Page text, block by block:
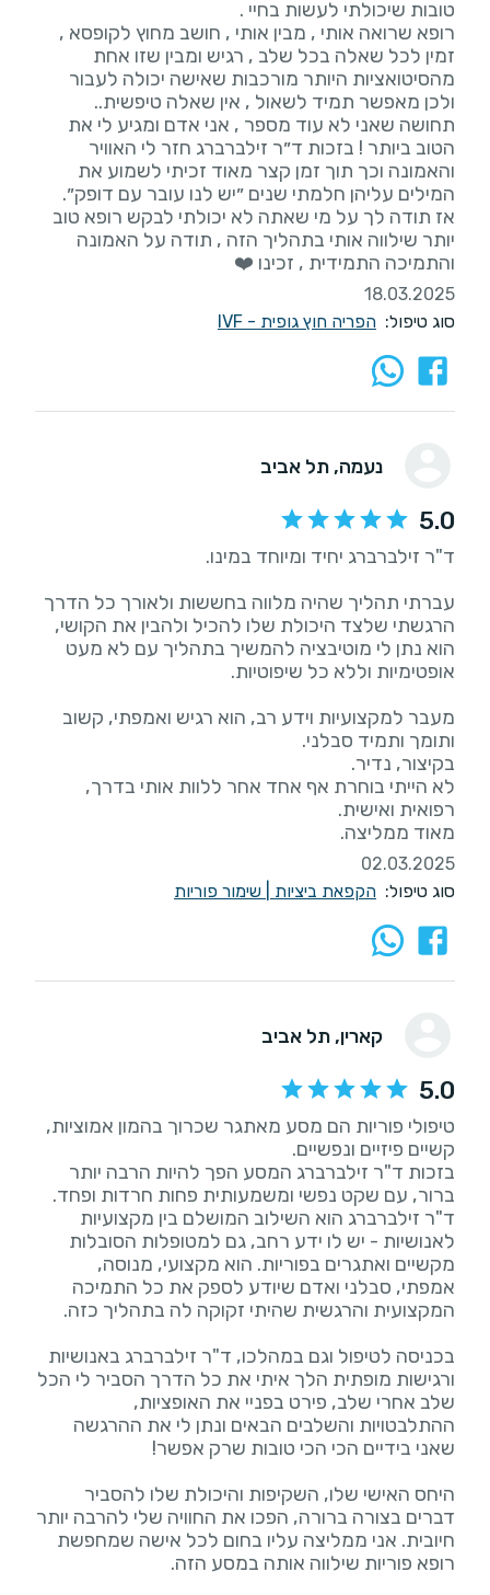
רופא שרואה אותי , מבין אותי , חושב מחוץ לקופסא ,
זמין לכל שאלה בכל שלב , רגיש ומבין שזו אחת
מהסיטואציות היותר מורכבות שאישה יכולה לעבור
ולכן מאפשר תמיד לשאול , אין שאלה טיפשית..
תחושה שאני לא עוד מספר , אני אדם ומגיע לי את
הטוב ביותר ! בזכות ד״ר זילברברג חזר לי האוויר
והאמונה וכך תוך זמן קצר מאוד זכיתי לשמוע את
אז תודה לך על מי שאתה לא יכולתי לבקש רופא טוב
יותר שילווה אותי בתהליך הזה , תודה על האמונה
והתמיכה התמידית , זכינו ❤️
18.03.2025
סוג טיפול: הפריה חוץ גופית - IVF
נעמה, תל אביב
5.0
עברתי תהליך שהיה מלווה בחששות ולאורך כל הדרך
הרגשתי שלצד היכולת שלו להכיל ולהבין את הקושי,
הוא נתן לי מוטיבציה להמשיך בתהליך עם לא מעט
מעבר למקצועיות וידע רב, הוא רגיש ואמפתי, קשוב
לא הייתי בוחרת אף אחד אחר ללוות אותי בדרך,
מאוד ממליצה.
02.03.2025
סוג טיפול: הקפאת ביציות שימור פוריות
קארין, תל אביב
5.0
טיפולי פוריות הם מסע מאתגר שכרוך בהמון אמוציות,
בזכות ד"ר זילברברג המסע הפך להיות הרבה יותר
ד"ר זילברברג הוא השילוב המושלם בין מקצועיות
לאנושיות - יש לו ידע רחב, גם למטופלות הסובלות
מקשיים ואתגרים בפוריות. הוא מקצועי, מנוסה,
אמפתי, סבלני ואדם שיודע לספק את כל התמיכה
בכניסה לטיפול וגם במהלכו, ד"ר זילברברג באנושיות
ורגישות מופתית הלך איתי את כל הדרך הסביר לי הכל
שלב אחרי שלב, פירט בפניי את האופציות,
ההתלבטויות והשלבים הבאים ונתן לי את ההרגשה
היחס האישי שלו, השקיפות והיכולת שלו להסביר
דברים בצורה ברורה, הפכו את החוויה שלי להרבה יותר
חיובית. אני ממליצה עליו בחום לכל אישה שמחפשת